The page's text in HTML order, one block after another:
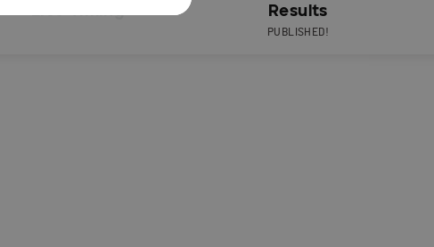
Live Timing Results
PUBLISHED!